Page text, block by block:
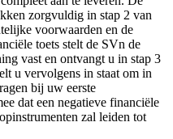
zorgvuldig in stap 2 van
voorwaarden en de
toets stelt de SVn de
vast en ontvangt u in stap 3
u vervolgens in staat om in
bij uw eerste
dat een negatieve financiële
zal leiden tot